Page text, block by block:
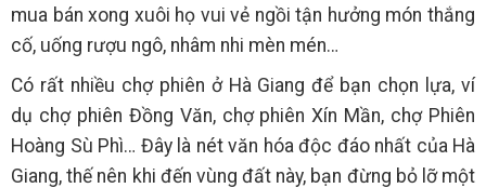
mua bán xong xuôi họ vui vẻ ngồi tận hưởng món thắng
cố, uống rượu ngô, nhâm nhi mèn mén…
Có rất nhiều chợ phiên ở Hà Giang để bạn chọn lựa, ví
dụ chợ phiên Đồng Văn, chợ phiên Xín Mần, chợ Phiên
Hoàng Sù Phì… Đây là nét văn hóa độc đáo nhất của Hà
Giang, thế nên khi đến vùng đất này, bạn đừng bỏ lỡ một